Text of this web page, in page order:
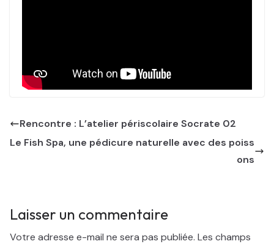
Rencontre : L’atelier périscolaire Socrate 02
Le Fish Spa, une pédicure naturelle avec des poiss
ons
Laisser un commentaire
Votre adresse e-mail ne sera pas publiée. Les champs